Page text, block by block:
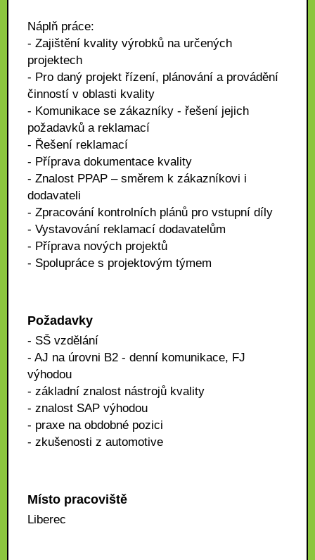
Náplň práce:
- Zajištění kvality výrobků na určených
projektech
- Pro daný projekt řízení, plánování a provádění
činností v oblasti kvality
- Komunikace se zákazníky - řešení jejich
požadavků a reklamací
- Řešení reklamací
- Příprava dokumentace kvality
- Znalost PPAP – směrem k zákazníkovi i
dodavateli
- Zpracování kontrolních plánů pro vstupní díly
- Vystavování reklamací dodavatelům
- Příprava nových projektů
- Spolupráce s projektovým týmem
Požadavky
- SŠ vzdělání
- AJ na úrovni B2 - denní komunikace, FJ
výhodou
- základní znalost nástrojů kvality
- znalost SAP výhodou
- praxe na obdobné pozici
- zkušenosti z automotive
Místo pracoviště
Liberec